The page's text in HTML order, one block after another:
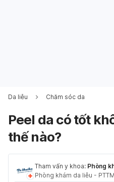
Da liễu Chăm sóc da
Peel da có tốt
thế nào?
Tham vấn y khoa: Phòng
Phòng khám da liễu -